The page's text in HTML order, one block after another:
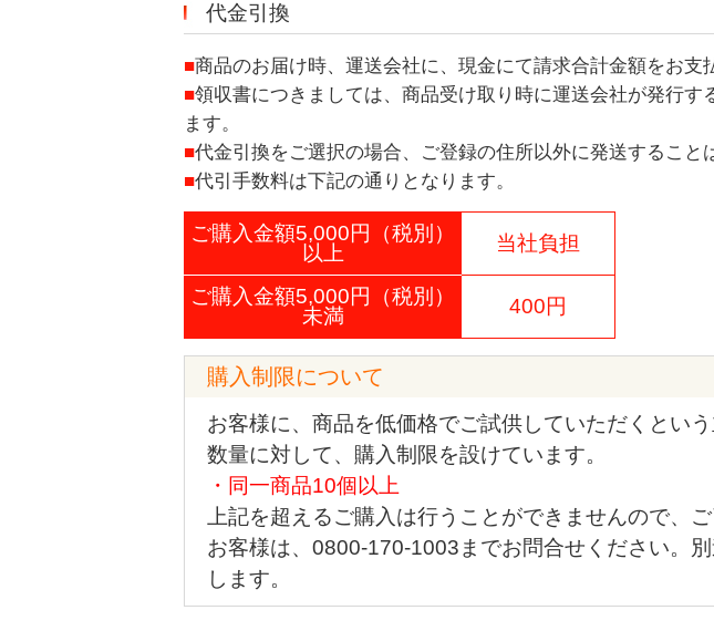
代金引換
■商品のお届け時、運送会社に、現金にて請求合計金額をお支
■領収書につきましては、商品受け取り時に運送会社が発行す
ます。
■代金引換をご選択の場合、ご登録の住所以外に発送すること
■代引手数料は下記の通りとなります。
ご購入金額5,000円（税別）
以上
当社負担
ご購入金額5,000円（税別）
未満
400円
購入制限について
お客様に、商品を低価格でご試供していただくとい
数量に対して、購入制限を設けています。
・同一商品10個以上
上記を超えるご購入は行うことができませんので、
お客様は、0800-170-1003までお問合せください。
します。